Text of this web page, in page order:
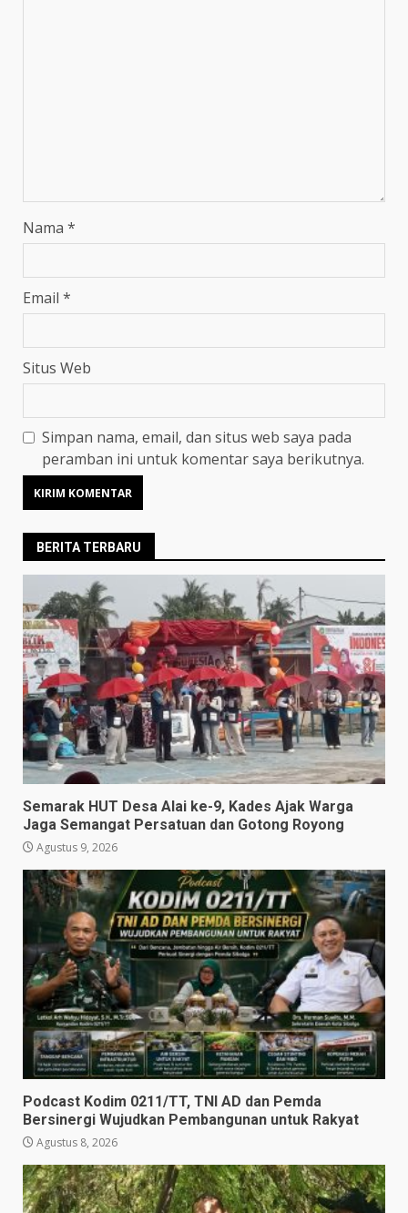
Nama *
Email *
Situs Web
Simpan nama, email, dan situs web saya pada
peramban ini untuk komentar saya berikutnya.
BERITA TERBARU
Semarak HUT Desa Alai ke-9, Kades Ajak Warga
Jaga Semangat Persatuan dan Gotong Royong
Agustus 9, 2026
Podcast Kodim 0211/TT, TNI AD dan Pemda
Bersinergi Wujudkan Pembangunan untuk Rakyat
Agustus 8, 2026